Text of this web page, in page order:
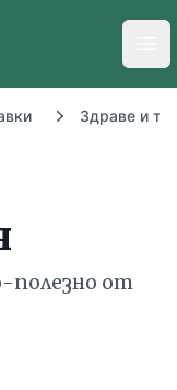
Здраве и
полезно от